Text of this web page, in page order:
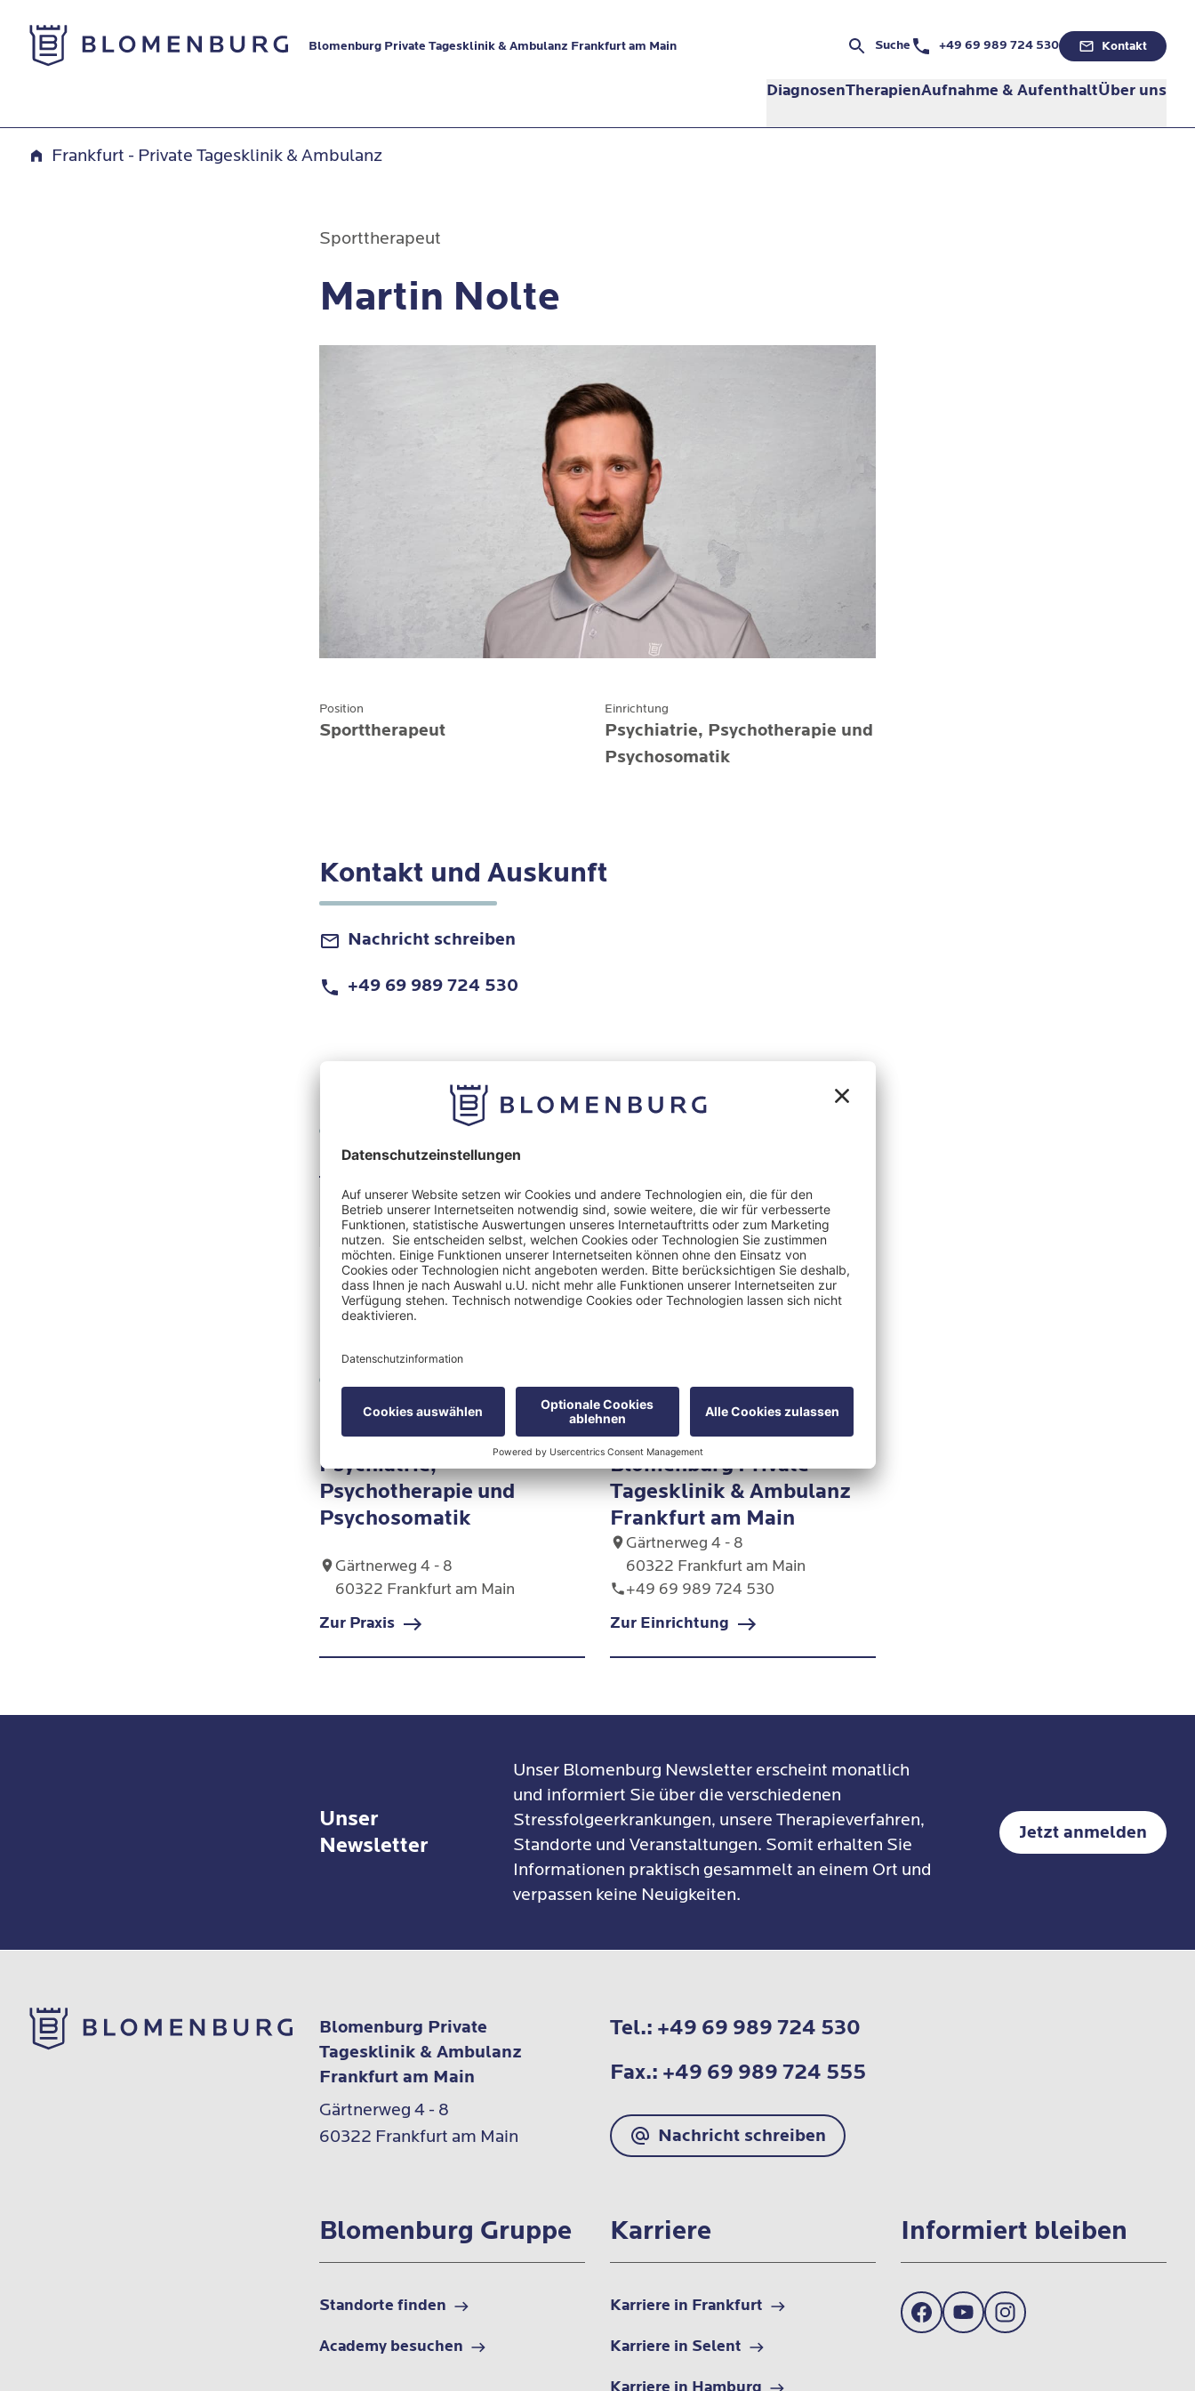
Zur Startseite
Blomenburg Private Tagesklinik & Ambulanz Frankfurt am Main Suche Telefonnummer:
+49 69 989 724 530 Kontakt
DiagnosenTherapienAufnahme & AufenthaltÜber uns
Frankfurt - Private Tagesklinik & Ambulanz
Sporttherapeut
Martin Nolte
Position
Sporttherapeut
Einrichtung
Psychiatrie, Psychotherapie und
Psychosomatik
Kontakt und Auskunft
Nachricht schreiben
+49 69 989 724 530
Höhepunkte der beruflichen Laufbahn
2017 – 2020: Personal Coach in Fitnessstudios
2019 Bachelor of Arts Sportwissenschaften an der Goethe-
Universität Frankfurt a.M.
2019:Fitness-Trainer A-Lizenz
2020 – 2023: Sporttherapeut im Zentrum für ambulante
Rehabilitation Frankfurt Orthopädie/Neurologie/Kardiologie
med. Trainingstherapie/ med. Aufbautraining
Seit 2024: Bewegungs- und Sporttherapeut der Blomenburg
Private Tagesklinik & Ambulanz Frankfurt am Main
Übungsleiter Rehabilitationssport
Kliniken
Blomenburg Private Tagesklinik & Ambulanz Frankfurt am Main
Psychiatrie,
Psychotherapie und
Psychosomatik
Gärtnerweg 4 - 8
60322 Frankfurt am Main
Zur Praxis
Blomenburg Private
Tagesklinik & Ambulanz
Frankfurt am Main
Gärtnerweg 4 - 8
60322 Frankfurt am Main
+49 69 989 724 530
Zur Einrichtung
Unser
Newsletter
Unser Blomenburg Newsletter erscheint monatlich
und informiert Sie über die verschiedenen
Stressfolgeerkrankungen, unsere Therapieverfahren,
Standorte und Veranstaltungen. Somit erhalten Sie
Informationen praktisch gesammelt an einem Ort und
verpassen keine Neuigkeiten.
Jetzt anmelden
Blomenburg Private
Tagesklinik & Ambulanz
Frankfurt am Main
Gärtnerweg 4 - 8
60322 Frankfurt am Main
Tel.: +49 69 989 724 530
Fax.: +49 69 989 724 555
Nachricht schreiben
Blomenburg Gruppe
Standorte finden
Academy besuchen
Karriere
Karriere in Frankfurt
Karriere in Selent
Informiert bleiben